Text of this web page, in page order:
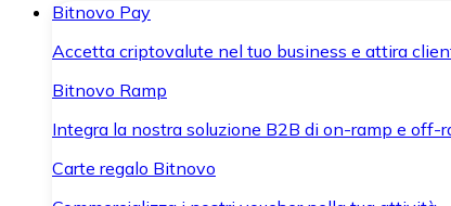
Bitnovo Pay
Accetta criptovalute nel tuo business e attira
Bitnovo Ramp
Integra la nostra soluzione B2B di on-ramp e
Carte regalo Bitnovo